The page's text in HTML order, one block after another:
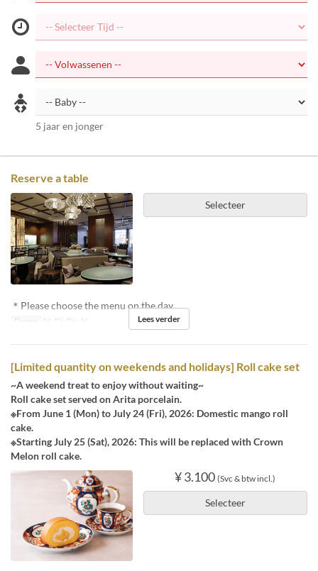
5 jaar en jonger
Reserve a table
Selecteer
＊Please choose the menu on the day.
Dagen M, Di, Do, V Lees verder
[Limited quantity on weekends and holidays] Roll cake set
~A weekend treat to enjoy without waiting~
Roll cake set served on Arita porcelain.
※From June 1 (Mon) to July 24 (Fri), 2026: Domestic mango roll
cake.
※Starting July 25 (Sat), 2026: This will be replaced with Crown
Melon roll cake.
¥ 3.100 (Svc & btw incl.)
Selecteer